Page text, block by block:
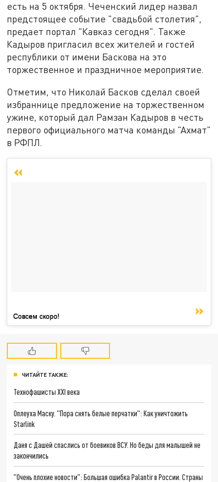
есть на 5 октября. Чеченский лидер назвал
предстоящее событие "свадьбой столетия",
предает портал "Кавказ сегодня". Также
Кадыров пригласил всех жителей и гостей
республики от имени Баскова на это
торжественное и праздничное мероприятие.
Отметим, что Николай Басков сделал своей
избраннице предложение на торжественном
ужине, который дал Рамзан Кадыров в честь
первого официального матча команды "Ахмат"
в РФПЛ.
Совсем скоро!
ЧИТАЙТЕ ТАКЖЕ:
Технофашисты XXI века
Оплеуха Маску. "Пора снять белые перчатки": Как уничтожить
Starlink
Даня с Дашей спаслись от боевиков ВСУ. Но беды для малышей не
закончились
"Очень плохие новости": Большая ошибка Palantir в России. Страны